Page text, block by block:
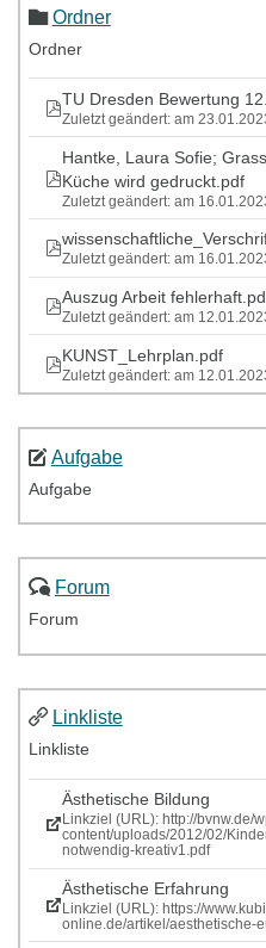
Ordner
Ordner
TU Dresden Bewertung
Zuletzt geändert: am
Hantke, Laura Sofie;
Küche wird gedruckt.pdf
Zuletzt geändert: am
Zuletzt geändert: am
Auszug Arbeit
Zuletzt geändert: am
KUNST_Lehrplan.pdf
Zuletzt geändert: am
Aufgabe
Aufgabe
Forum
Forum
Linkliste
Linkliste
Ästhetische Bildung
Linkziel (URL): http://bvnw.de/
content/uploads/2012/02/
notwendig-kreativ1.pdf
Ästhetische Erfahrung
Linkziel (URL): https://
online.de/artikel/aesthetische-